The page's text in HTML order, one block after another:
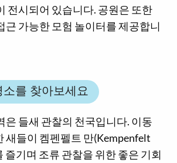
전시되어 있습니다. 공원은 또한
근 가능한 모험 놀이터를 제공합니
를 찾아보세요
은 들새 관찰의 천국입니다. 이동
새들이 켐펜펠트 만(Kempenfelt
즐기며 조류 관찰을 위한 좋은 기회